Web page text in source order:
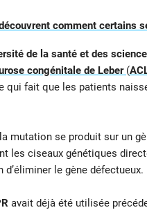
comment certains
de la santé et des
congénitale de Leber(
qui fait que les patients
mutation se produit sur un
les ciseaux génétiques
le gène défectueux.
avait déjà été utilisée